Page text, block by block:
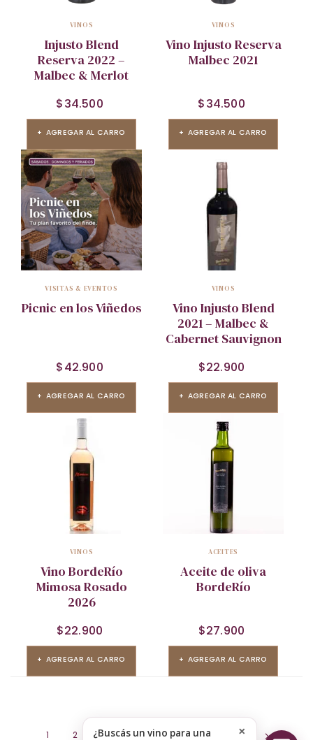
AGREGAR AL CARRO
VINOS
Injusto Blend
Reserva 2022 –
Malbec & Merlot
$34.500
AGREGAR AL CARRO
VINOS
Vino Injusto Reserva
Malbec 2021
$34.500
AGREGAR AL CARRO
VISITAS & EVENTOS
Picnic en los Viñedos
$42.900
AGREGAR AL CARRO
VINOS
Vino Injusto Blend
2021 – Malbec &
Cabernet Sauvignon
$22.900
AGREGAR AL CARRO
VINOS
Vino BordeRío
Mimosa Rosado
2026
$22.900
AGREGAR AL CARRO
ACEITES
Aceite de oliva
BordeRío
$27.900
1 2 3 4 5 SIGUIENTE
¿Buscás un vino para una ×